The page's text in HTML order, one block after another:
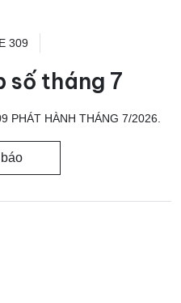
309
số tháng 7
PHÁT HÀNH THÁNG 7/2026.